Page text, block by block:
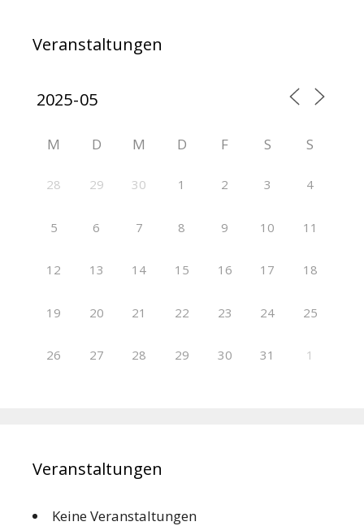
Veranstaltungen
M D M D F S S
28 29 30 1 2 3 4
5 6 7 8 9 10 11
12 13 14 15 16 17 18
19 20 21 22 23 24 25
26 27 28 29 30 31 1
Veranstaltungen
Keine Veranstaltungen